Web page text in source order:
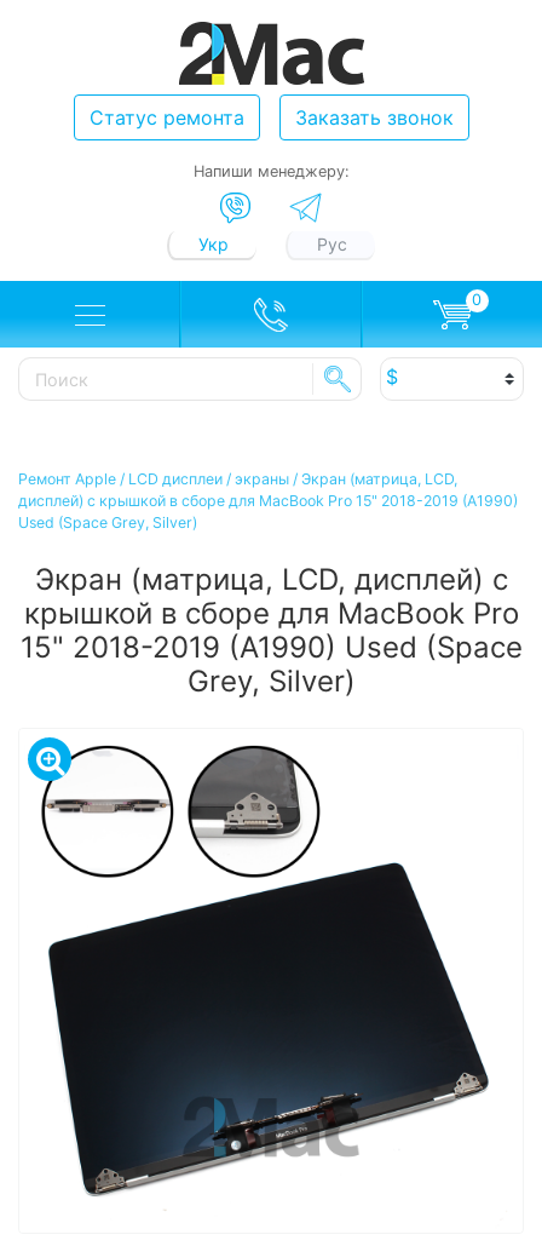
Статус ремонта Заказать звонок
Напиши менеджеру:
Укр Рус
0
Ремонт Apple / LCD дисплеи / экраны / Экран (матрица, LCD,
дисплей) с крышкой в сборе для MacBook Pro 15" 2018-2019 (A1990)
Used (Space Grey, Silver)
Экран (матрица, LCD, дисплей) с
крышкой в сборе для MacBook Pro
15" 2018-2019 (A1990) Used (Space
Grey, Silver)